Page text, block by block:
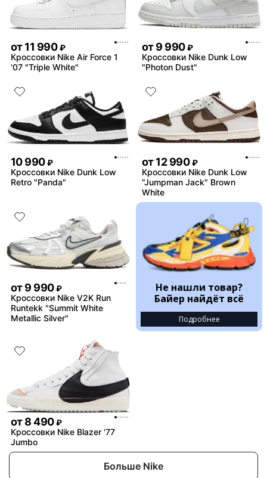
от11 990 ₽
Кроссовки Nike Air Force 1
'07 "Triple White"
от9 990 ₽
Кроссовки Nike Dunk Low
"Photon Dust"
10 990 ₽
Кроссовки Nike Dunk Low
Retro "Panda"
от12 990 ₽
Кроссовки Nike Dunk Low
"Jumpman Jack" Brown
White
от9 990 ₽
Кроссовки Nike V2K Run
Runtekk "Summit White
Metallic Silver"
Не нашли товар?
Байер найдёт всё
Подробнее
от8 490 ₽
Кроссовки Nike Blazer '77
Jumbo
Больше Nike